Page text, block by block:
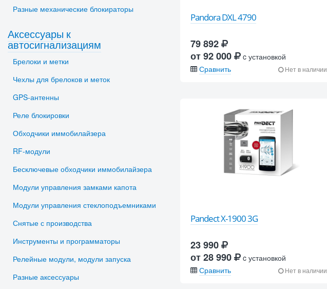
Pandora DXL 4790
79 892
от 92 000
c установкой
Сравнить
Нет в наличии
Pandect X-1900 3G
23 990
от 28 990
c установкой
Сравнить
Нет в наличии
Разные механические блокираторы
Аксессуары к
автосигнализациям
Брелоки и метки
Чехлы для брелоков и меток
GPS-антенны
Реле блокировки
Обходчики иммобилайзера
RF-модули
Бесключевые обходчики иммобилайзера
Модули управления замками капота
Модули управления стеклоподъемниками
Снятые с производства
Инструменты и программаторы
Релейные модули, модули запуска
Разные аксессуары